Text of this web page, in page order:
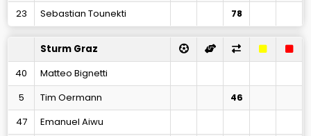
23 Sebastian Tounekti 78
Sturm Graz
40
Matteo Bignetti
5
Tim Oermann 46
47
Emanuel Aiwu